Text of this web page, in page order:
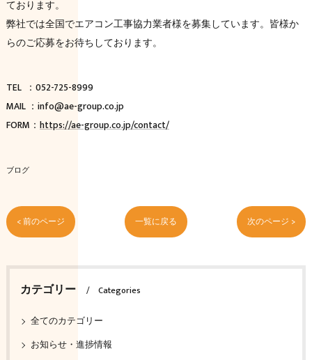
ております。
弊社では全国でエアコン工事協力業者様を募集しています。皆様か
らのご応募をお待ちしております。
TEL ：052-725-8999
MAIL ：info@ae-group.co.jp
FORM： https://ae-group.co.jp/contact/
ブログ
< 前のページ 一覧に戻る 次のページ >
カテゴリー Categories
全てのカテゴリー
お知らせ・進捗情報